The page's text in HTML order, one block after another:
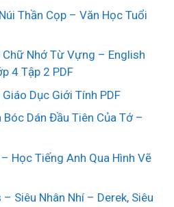
Thần Cọp – Văn Học Tuổi
Nhớ Từ Vựng – English
4 Tập 2 PDF
Dục Giới Tính PDF
Bóc Dán Đầu Tiên Của Tớ –
Học Tiếng Anh Qua Hình Vẽ
Siêu Nhân Nhí – Derek, Siêu